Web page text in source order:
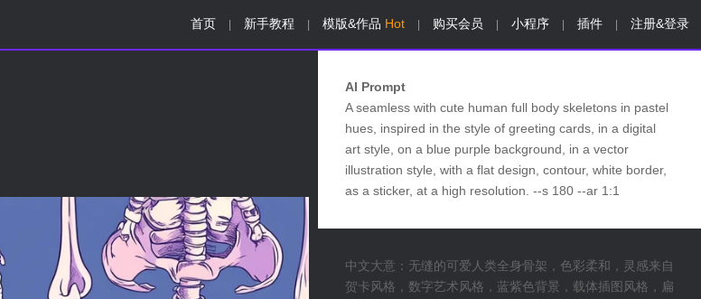
首页 新手教程 模版&作品 Hot 购买会员 小程序 插件 注册&登录
AI Prompt
A seamless with cute human full body skeletons in pastel
hues, inspired in the style of greeting cards, in a digital
art style, on a blue purple background, in a vector
illustration style, with a flat design, contour, white border,
as a sticker, at a high resolution. --s 180 --ar 1:1
中文大意：无缝的可爱人类全身骨架，色彩柔和，灵感来自
贺卡风格，数字艺术风格，蓝紫色背景，载体插图风格，扁